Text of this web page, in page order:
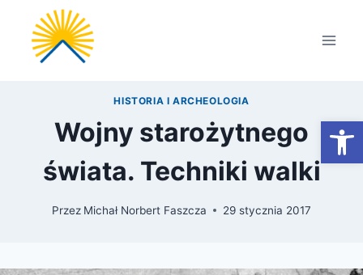
Przejdź
treści
HISTORIA I ARCHEOLOGIA
Wojny starożytnego
świata. Techniki walki
Przez Michał Norbert Faszcza 29 stycznia 2017